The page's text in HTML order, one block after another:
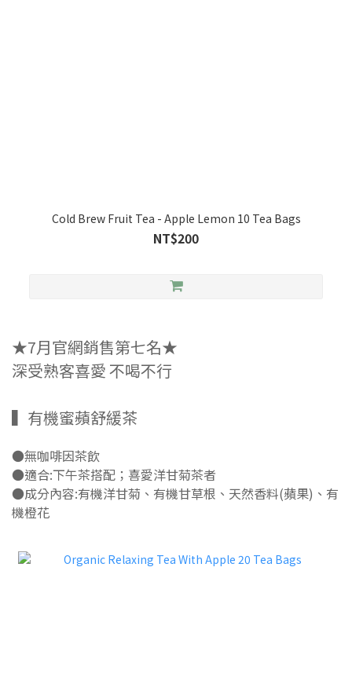
Cold Brew Fruit Tea - Apple Lemon 10 Tea Bags
NT$200
★7月官網銷售第七名★
深受熟客喜愛 不喝不行
▍有機蜜蘋舒緩茶
●無咖啡因茶飲
●適合:下午茶搭配；喜愛洋甘菊茶者
●成分內容:有機洋甘菊、有機甘草根、天然香料(蘋果)、有
機橙花